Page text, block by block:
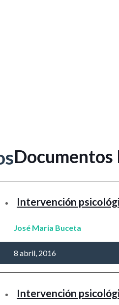
Documentos
Intervención
José Maria Buceta
8 abril, 2016
Intervención